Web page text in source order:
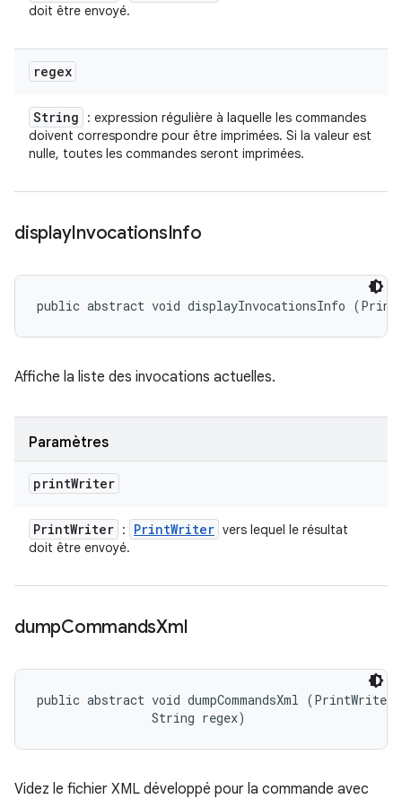
doit être envoyé.
regex
String
: expression régulière à laquelle les commandes
doivent correspondre pour être imprimées. Si la valeur est
nulle, toutes les commandes seront imprimées.
displayInvocationsInfo
public abstract void displayInvocationsInfo
Affiche la liste des invocations actuelles.
Paramètres
printWriter
PrintWriter : PrintWriter vers lequel le résultat
doit être envoyé.
dumpCommandsXml
public abstract void dumpCommandsXml
                String regex)
Videz le fichier XML développé pour la commande avec